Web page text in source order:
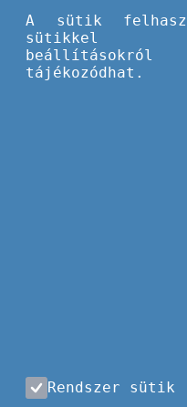
A sütik
sütikkel
beállításokról
tájékozódhat.
Rendszer sütik